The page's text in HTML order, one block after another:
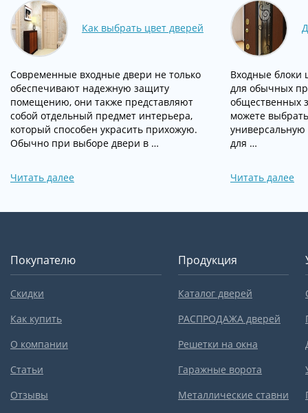
Как выбрать цвет дверей
Современные входные двери не только
обеспечивают надежную защиту
помещению, они также представляют
собой отдельный предмет интерьера,
который способен украсить прихожую.
Обычно при выборе двери в …
Читать далее
Входные блоки
для обычных
общественных
можете
для …
Читать далее
Покупателю
Скидки
Как купить
О компании
Статьи
Отзывы
Продукция
Каталог дверей
РАСПРОДАЖА дверей
Решетки на окна
Гаражные ворота
Металлические ставни